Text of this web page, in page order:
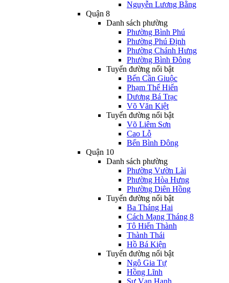
Nguyễn Lương Bằng
Quận 8
Danh sách phường
Phường Bình Phú
Phường Phú Định
Phường Chánh Hưng
Phường Bình Đông
Tuyến đường nổi bật
Bến Cần Giuộc
Phạm Thế Hiển
Dương Bá Trạc
Võ Văn Kiệt
Tuyến đường nổi bật
Võ Liêm Sơn
Cao Lỗ
Bến Bình Đông
Quận 10
Danh sách phường
Phường Vườn Lài
Phường Hòa Hưng
Phường Diên Hồng
Tuyến đường nổi bật
Ba Tháng Hai
Cách Mạng Tháng 8
Tô Hiến Thành
Thành Thái
Hồ Bá Kiện
Tuyến đường nổi bật
Ngô Gia Tự
Hồng Lĩnh
Sư Vạn Hạnh